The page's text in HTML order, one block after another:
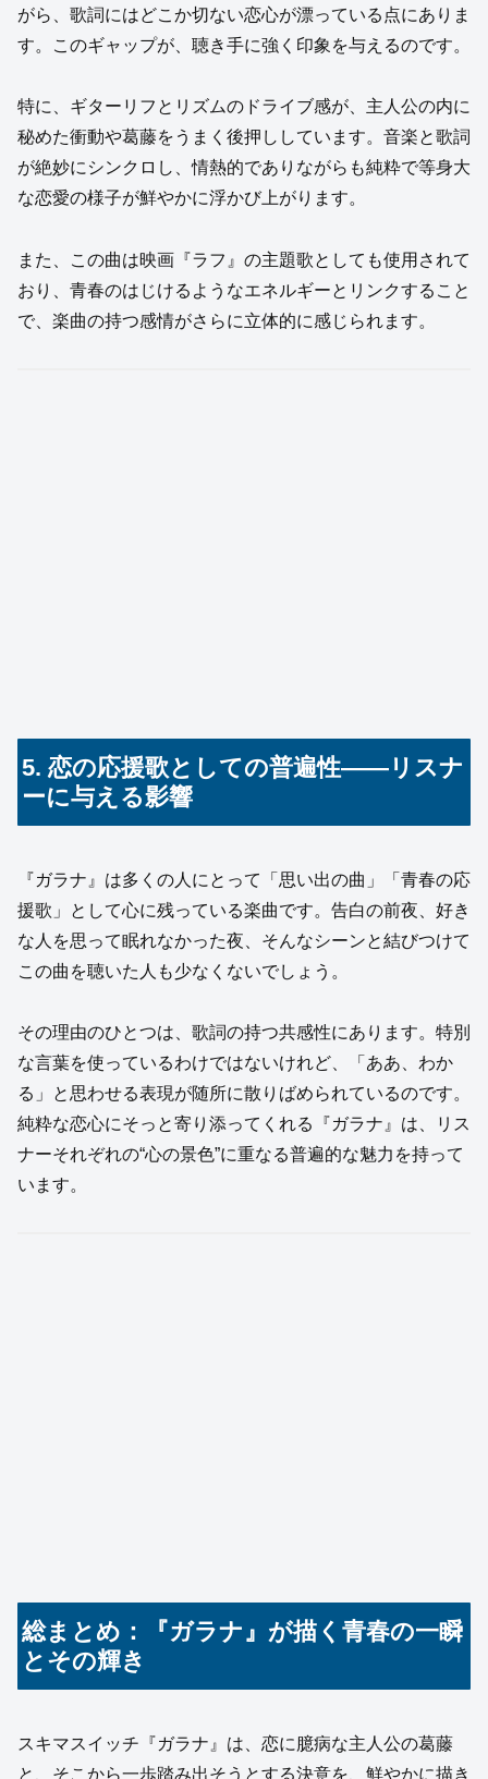
がら、歌詞にはどこか切ない恋心が漂っている点にありま
す。このギャップが、聴き手に強く印象を与えるのです。
特に、ギターリフとリズムのドライブ感が、主人公の内に
秘めた衝動や葛藤をうまく後押ししています。音楽と歌詞
が絶妙にシンクロし、情熱的でありながらも純粋で等身大
な恋愛の様子が鮮やかに浮かび上がります。
また、この曲は映画『ラフ』の主題歌としても使用されて
おり、青春のはじけるようなエネルギーとリンクすること
で、楽曲の持つ感情がさらに立体的に感じられます。
5. 恋の応援歌としての普遍性——リスナ
ーに与える影響
『ガラナ』は多くの人にとって「思い出の曲」「青春の応
援歌」として心に残っている楽曲です。告白の前夜、好き
な人を思って眠れなかった夜、そんなシーンと結びつけて
この曲を聴いた人も少なくないでしょう。
その理由のひとつは、歌詞の持つ共感性にあります。特別
な言葉を使っているわけではないけれど、「ああ、わか
る」と思わせる表現が随所に散りばめられているのです。
純粋な恋心にそっと寄り添ってくれる『ガラナ』は、リス
ナーそれぞれの“心の景色”に重なる普遍的な魅力を持って
います。
総まとめ：『ガラナ』が描く青春の一瞬
とその輝き
スキマスイッチ『ガラナ』は、恋に臆病な主人公の葛藤
と、そこから一歩踏み出そうとする決意を、鮮やかに描き